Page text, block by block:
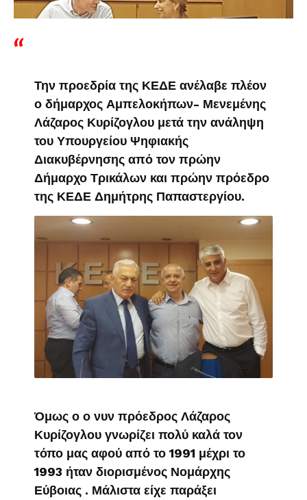
Την προεδρία της ΚΕΔΕ ανέλαβε πλέον
ο δήμαρχος Αμπελοκήπων- Μενεμένης
Λάζαρος Κυρίζογλου μετά την ανάληψη
του Υπουργείου Ψηφιακής
Διακυβέρνησης από τον πρώην
Δήμαρχο Τρικάλων και πρώην πρόεδρο
της ΚΕΔΕ Δημήτρης Παπαστεργίου.
Όμως ο ο νυν πρόεδρος Λάζαρος
Κυρίζογλου γνωρίζει πολύ καλά τον
τόπο μας αφού από το 1991 μέχρι το
1993 ήταν διορισμένος Νομάρχης
Εύβοιας . Μάλιστα είχε παράξει